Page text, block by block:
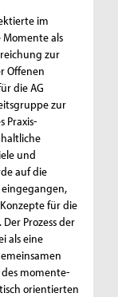
im
Momente als
zur
Offenen
die AG
zur
Praxis-
und
auf die
eingegangen,
für die
Prozess der
als eine
momente-
orientierten